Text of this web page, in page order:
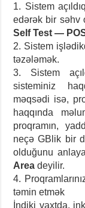
1. Sistem
edərək bir səhv
Self Test —
2. Sistem
təzələmək.
3. Sistem
sisteminiz
məqsədi isə,
haqqında
proqramın,
neçə GBlik bir
olduğunu
Area deyilir.
4.
təmin etmək
İndiki vaxtda,